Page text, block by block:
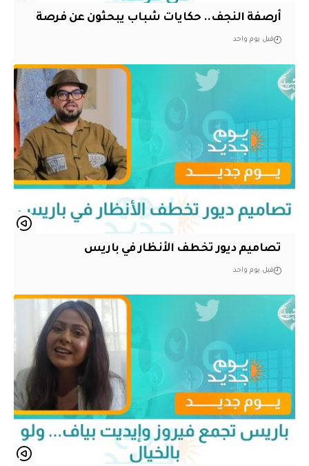
أرصفة النجف.. حكايات شباب يبحثون عن فرصة
قبل يوم واحد
تصاميم ديور تخطف الأنظار في باريس
قبل يوم واحد